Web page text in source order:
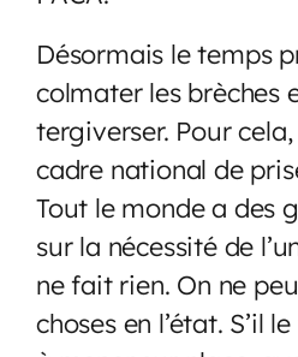
Désormais le temps
colmater les brèches
tergiverser. Pour
cadre national de
Tout le monde a des
sur la nécessité de
ne fait rien. On ne
choses en l’état. S’il